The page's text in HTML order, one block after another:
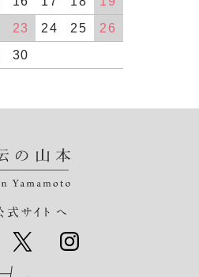
23 24 25
26
30